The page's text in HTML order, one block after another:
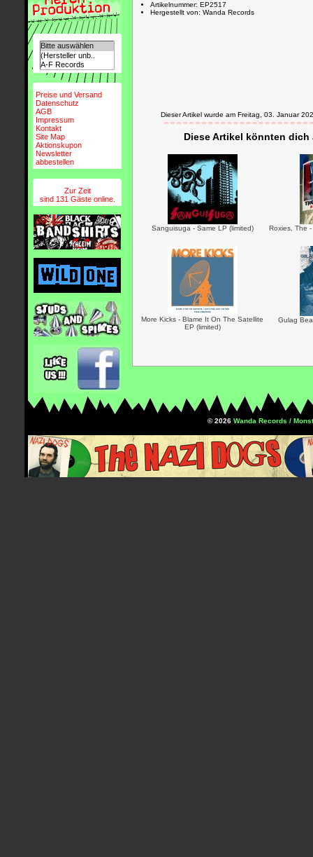
Preise und Versand
Datenschutz
AGB
Impressum
Kontakt
Site Map
Aktionskupon
Newsletter
abbestellen
Zur Zeit
sind 131 Gäste online.
Artikelnummer: EP2517
Hergestellt von: Wanda Records
Dieser Artikel wurde am Freitag, 03. Januar
Diese Artikel könnten
Sanguisuga - Same LP (limited) Roxies, The
More Kicks - Blame It On The Satellite
EP (limited)
Gulag
© 2026 Wanda Records /